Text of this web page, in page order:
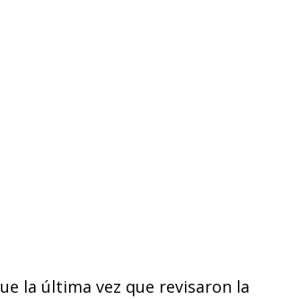
la última vez que revisaron la